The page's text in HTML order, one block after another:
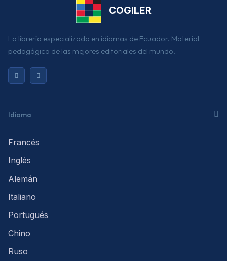
COGILER
La librería especializada en idiomas de Ecuador. Material
pedagógico de las mejores editoriales del mundo.
Idioma
Francés
Inglés
Alemán
Italiano
Portugués
Chino
Ruso